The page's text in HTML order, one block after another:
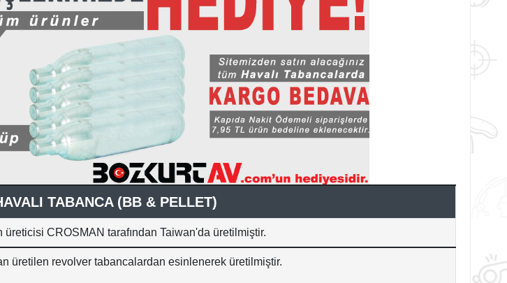
TABANCA (BB & PELLET)
üreticisi CROSMAN tarafından Taiwan'da üretilmiştir.
üretilen revolver tabancalardan esinlenerek üretilmiştir.